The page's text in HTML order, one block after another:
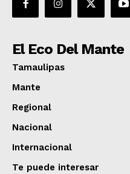
El Eco Del Mante
Tamaulipas
Mante
Regional
Nacional
Internacional
Te puede interesar